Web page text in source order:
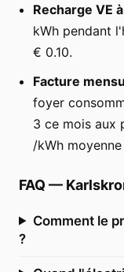
Recharge VE
kWh pendant
€ 0.10.
Facture
foyer
3 ce mois aux
/kWh
FAQ —
Comment le
?